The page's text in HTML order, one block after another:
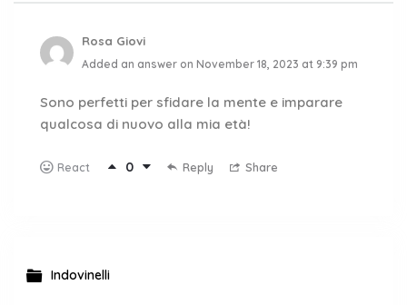
Rosa Giovi
Added an answer on November 18, 2023 at 9:39 pm
Sono perfetti per sfidare la mente e imparare
qualcosa di nuovo alla mia età!
React 0 Reply Share
Indovinelli